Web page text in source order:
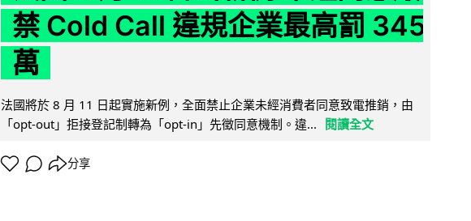
禁 Cold Call 違規企業最高罰 345
萬
法國將於 8 月 11 日起實施新例，全面禁止企業未經消費者同意致電推銷，由
「opt-out」拒接登記制轉為「opt-in」先徵同意機制。違...
閱讀全文
分享